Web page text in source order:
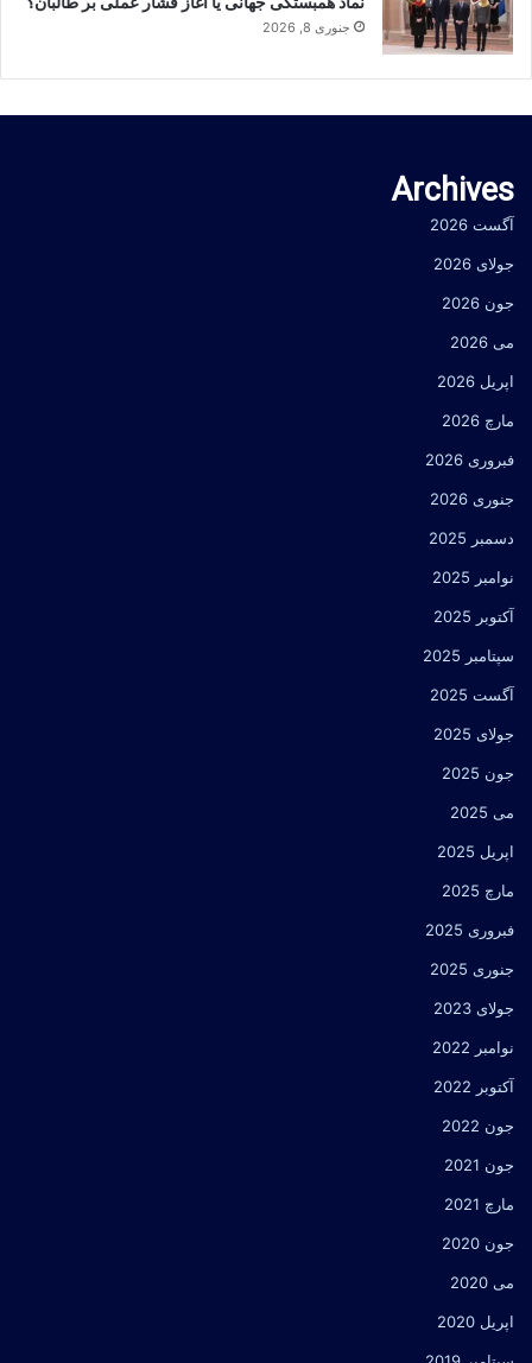
جنوری 8, 2026
Archives
آگست 2026
جولای 2026
جون 2026
می 2026
اپریل 2026
مارچ 2026
فبروری 2026
جنوری 2026
دسمبر 2025
نوامبر 2025
آکتوبر 2025
سپتامبر 2025
آگست 2025
جولای 2025
جون 2025
می 2025
اپریل 2025
مارچ 2025
فبروری 2025
جنوری 2025
جولای 2023
نوامبر 2022
آکتوبر 2022
جون 2022
جون 2021
مارچ 2021
جون 2020
می 2020
اپریل 2020